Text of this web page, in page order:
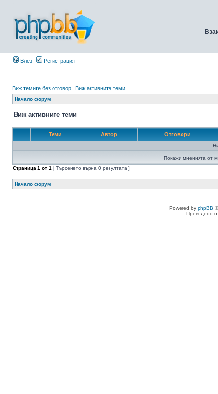
Влез Регистрация
Виж темите без отговор | Виж активните теми
Начало форум
Виж активните теми
Теми Автор Отговори
Покажи мненията от
Страница 1 от 1 [ Търсенето върна 0 резултата ]
Начало форум
Powered by phpBB
Преведено